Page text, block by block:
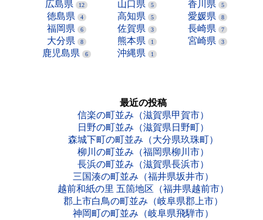
広島県 12 山口県 5 香川県 5
徳島県 4 高知県 5 愛媛県 8
福岡県 6 佐賀県 3 長崎県 7
大分県 8 熊本県 1 宮崎県 3
鹿児島県 6 沖縄県 1
最近の投稿
信楽の町並み（滋賀県甲賀市）
日野の町並み（滋賀県日野町）
森城下町の町並み（大分県玖珠町）
柳川の町並み（福岡県柳川市）
長浜の町並み（滋賀県長浜市）
三国湊の町並み（福井県坂井市）
越前和紙の里 五箇地区（福井県越前市）
郡上市白鳥の町並み（岐阜県郡上市）
神岡町の町並み（岐阜県飛騨市）